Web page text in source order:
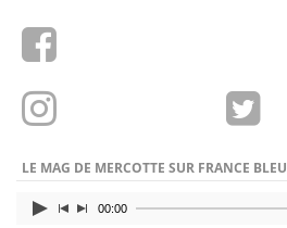
LE MAG DE MERCOTTE SUR FRANCE BLEU
00:00